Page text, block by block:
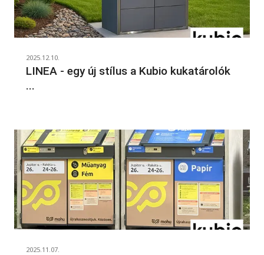
2025.12.10.
LINEA - egy új stílus a Kubio kukatárolók
...
2025.11.07.